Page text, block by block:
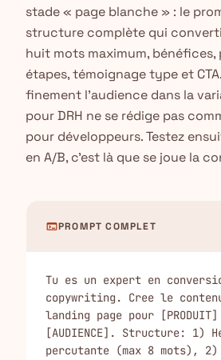
stade « page blanche » : le
structure complète qui
huit mots maximum,
étapes, témoignage type et
finement l'audience dans la
pour DRH ne se rédige pas
pour développeurs. Testez
en A/B, c'est là que se joue la
terminalPROMPT COMPLET
Tu es un expert en
copywriting. Cree le
landing page pour
[AUDIENCE]. Structure: 1)
percutante (max 8 mots),